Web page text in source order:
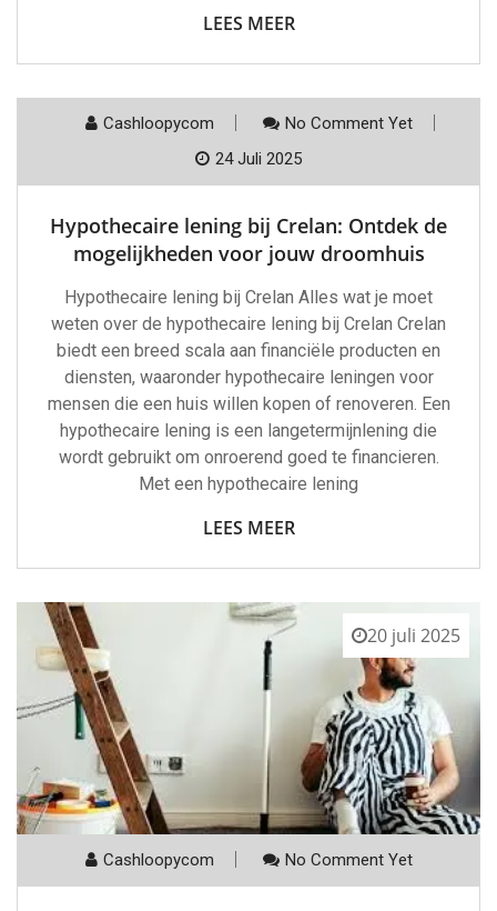
LEES MEER
Cashloopycom
No Comment Yet
24 Juli 2025
Hypothecaire lening bij Crelan: Ontdek de
mogelijkheden voor jouw droomhuis
Hypothecaire lening bij Crelan Alles wat je moet
weten over de hypothecaire lening bij Crelan Crelan
biedt een breed scala aan financiële producten en
diensten, waaronder hypothecaire leningen voor
mensen die een huis willen kopen of renoveren. Een
hypothecaire lening is een langetermijnlening die
wordt gebruikt om onroerend goed te financieren.
Met een hypothecaire lening
LEES MEER
20 juli 2025
Cashloopycom No Comment Yet